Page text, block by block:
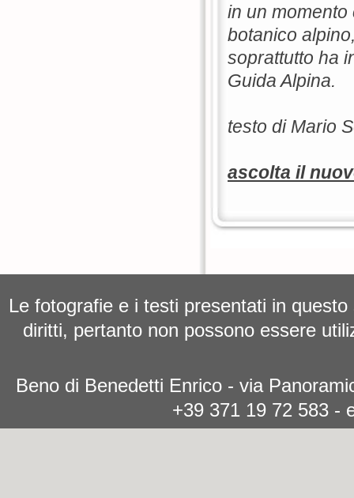
in un
botanico
soprattutto ha
Guida Alpina.
testo di Mario
ascolta il
Le fotografie e i testi presentati in
diritti, pertanto non possono essere
Beno di Benedetti Enrico - via
+39 371 19 72 583 -